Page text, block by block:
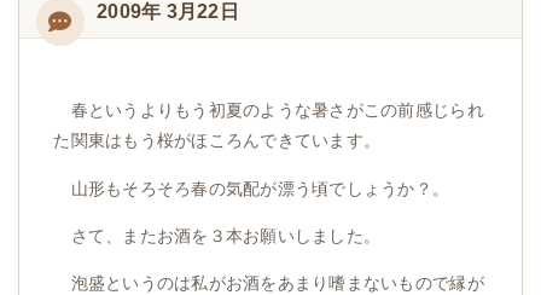
2009年 3月22日
春というよりもう初夏のような暑さがこの前感じられ
た関東はもう桜がほころんできています。
山形もそろそろ春の気配が漂う頃でしょうか？。
さて、またお酒を３本お願いしました。
泡盛というのは私がお酒をあまり嗜まないもので縁が